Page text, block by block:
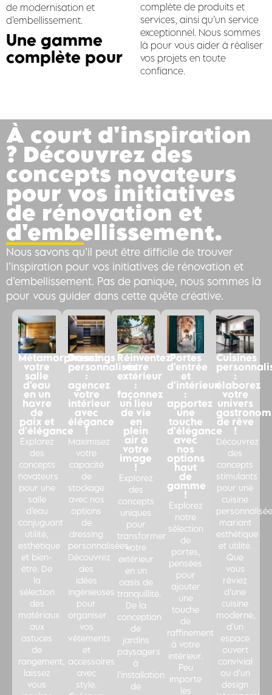
de modernisation et
d’embellissement.
Une gamme
complète pour
complète de produits et
services, ainsi qu’un service
exceptionnel. Nous sommes
là pour vous aider à réaliser
vos projets en toute
confiance.
À court d'inspiration
? Découvrez des
concepts novateurs
pour vos initiatives
de rénovation et
d'embellissement.
Nous savons qu’il peut être difficile de trouver
l’inspiration pour vos initiatives de rénovation et
d’embellissement. Pas de panique, nous sommes là
pour vous guider dans cette quête créative.
Métamorphosez
votre
salle
d'eau
en un
havre
de
paix et
d'élégance
Explorez
des
concepts
novateurs
pour une
salle
d’eau
conjuguant
utilité,
esthétique
et bien-
être. De
la
sélection
des
matériaux
aux
astuces
de
rangement,
laissez
vous
Dressings
personnalisés
:
agencez
votre
intérieur
avec
élégance
!
Maximisez
votre
capacité
de
stockage
avec nos
options
de
dressing
personnalisées.
Découvrez
des
idées
ingénieuses
pour
organiser
vos
vêtements
et
accessoires
avec
style.
Réinventez
votre
extérieur
:
façonnez
un lieu
de vie
en
plein
air à
votre
image
!
Explorez
des
concepts
uniques
pour
transformer
votre
extérieur
en un
oasis de
tranquillité.
De la
conception
de
jardins
paysagers
à
l’installation
de
Portes
d'entrée
et
d'intérieur
:
apportez
une
touche
d'élégance
avec
nos
options
haut
de
gamme
!
Explorez
notre
sélection
de
portes,
pensées
pour
ajouter
une
touche
de
raffinement
à votre
intérieur.
Peu
importe
les
Cuisines
:
élaborez
votre
univers
de rêve
!
Découvrez
des
concepts
stimulants
pour une
cuisine
mariant
esthétique
et utilité.
Que
vous
rêviez
d’une
cuisine
moderne,
d’un
espace
ouvert
convivial
ou d’un
design